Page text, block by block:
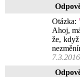
Otázka:
Ahoj,
že,